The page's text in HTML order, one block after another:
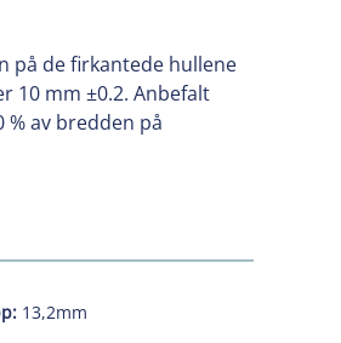
på de firkantede hullene
10 mm ±0.2. Anbefalt
av bredden på
13,2mm